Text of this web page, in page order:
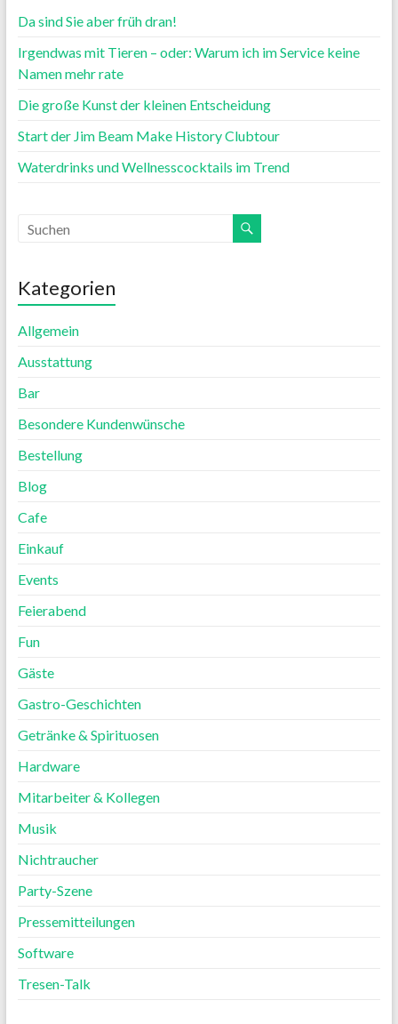
Da sind Sie aber früh dran!
Irgendwas mit Tieren – oder: Warum ich im Service keine
Namen mehr rate
Die große Kunst der kleinen Entscheidung
Start der Jim Beam Make History Clubtour
Waterdrinks und Wellnesscocktails im Trend
Kategorien
Allgemein
Ausstattung
Bar
Besondere Kundenwünsche
Bestellung
Blog
Cafe
Einkauf
Events
Feierabend
Fun
Gäste
Gastro-Geschichten
Getränke & Spirituosen
Hardware
Mitarbeiter & Kollegen
Musik
Nichtraucher
Party-Szene
Pressemitteilungen
Software
Tresen-Talk